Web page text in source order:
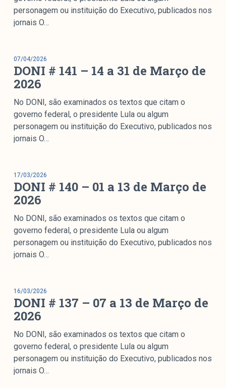
Universidade do Estado do Rio de Janeiro (UERJ). O
Manchetômetro não tem filiação com partidos ou grupos
econômicos.
personagem ou instituição do Executivo, publicados nos
jornais O…
07/04/2026
DONI # 141 – 14 a 31 de Março de
2026
No DONI, são examinados os textos que citam o
governo federal, o presidente Lula ou algum
personagem ou instituição do Executivo, publicados nos
jornais O…
17/03/2026
DONI # 140 – 01 a 13 de Março de
2026
No DONI, são examinados os textos que citam o
governo federal, o presidente Lula ou algum
personagem ou instituição do Executivo, publicados nos
jornais O…
16/03/2026
DONI # 137 – 07 a 13 de Março de
2026
No DONI, são examinados os textos que citam o
governo federal, o presidente Lula ou algum
personagem ou instituição do Executivo, publicados nos
jornais O…